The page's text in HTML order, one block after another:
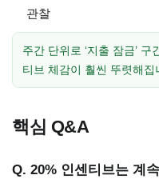
관찰
주간 단위로 ‘지출 잠금’
티브 체감이 훨씬 뚜렷해집
핵심 Q&A
Q. 20% 인센티브는 계